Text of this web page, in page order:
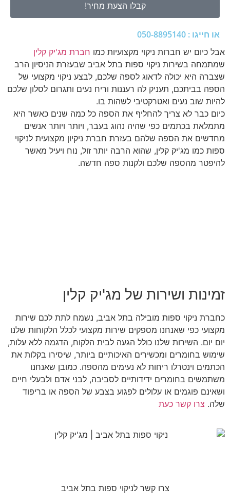
קבלו הצעת מחיר!
או חייגו : 050-8895140
אבל כיום יש חברות ניקוי מקצועיות כמו חברת מג'יק קלין
שמתמחה בשירות ניקוי ספות בתל אביב שבעזרת הניסיון הרב
שצברה היא יכולה לדאוג לספה שלכם, לבצע ניקוי מקצועי של
הספה בביתכם, תעניק לה רעננות וריח נעים ותגרום לסלון שלכם
להיות שוב נעים ואטרקטיבי לשהות בו.
כיום כבר לא צריך להחליף את הספה כל כמה שנים כאשר היא
מתמלאת בכתמים כפי שהיה נהוג בעבר, ויותר ויותר אנשים
מחדשים את הספה שלהם בעזרת חברת ניקיון מקצועית לניקוי
ספות כמו מג'יק קלין, שהוא הרבה יותר זול, נוח ויעיל מאשר
להיפטר מהספה שלכם ולקנות ספה חדשה.
זמינות ושירות של מג'יק קלין
כחברת ניקוי ספות מובילה בתל אביב, נשמח לתת לכם שירות
מקצועי כפי שאנחנו מספקים שירות מקצועי לכלל הלקוחות שלנו
יום יום. השירות שלנו כולל הגעה לבית הלקוח, הדגמה ללא עלות,
שימוש בחומרים ומכשירים האיכותיים ביותר, שיסירו בקלות את
הכתמים וינטרלו ריחות לא נעימים מהספה. כמובן שאנחנו
משתמשים בחומרים ידידותיים לסביבה, לבני אדם ולבעלי חיים
ושאינם פוגמים או עלולים לפגוע בצבע של הספה או בריפוד
שלה. צרו קשר כעת
צרו קשר לניקוי ספות בתל אביב